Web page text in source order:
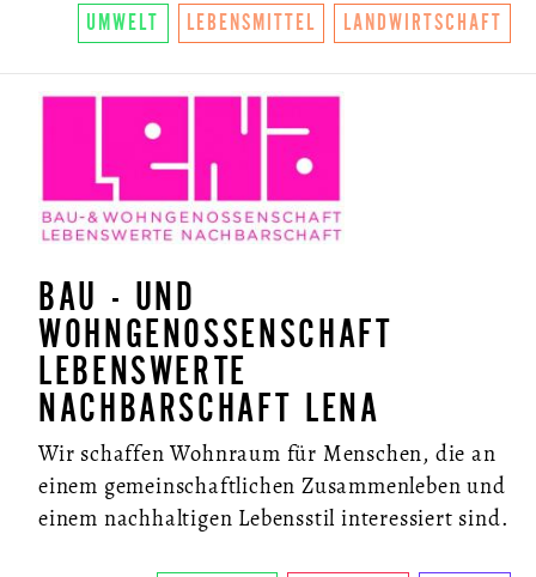
UMWELT LEBENSMITTEL LANDWIRTSCHAFT
BAU - UND
WOHNGENOSSENSCHAFT
LEBENSWERTE
NACHBARSCHAFT LENA
Wir schaffen Wohnraum für Menschen, die an
einem gemeinschaftlichen Zusammenleben und
einem nachhaltigen Lebensstil interessiert sind.